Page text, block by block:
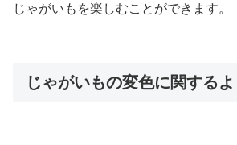
じゃがいもを楽しむことができます。
じゃがいもの変色に関する